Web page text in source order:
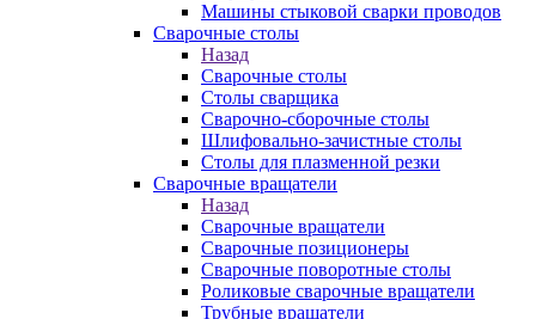
Машины стыковой сварки проводов
Сварочные столы
Назад
Сварочные столы
Столы сварщика
Сварочно-сборочные столы
Шлифовально-зачистные столы
Столы для плазменной резки
Сварочные вращатели
Назад
Сварочные вращатели
Сварочные позиционеры
Сварочные поворотные столы
Роликовые сварочные вращатели
Трубные вращатели